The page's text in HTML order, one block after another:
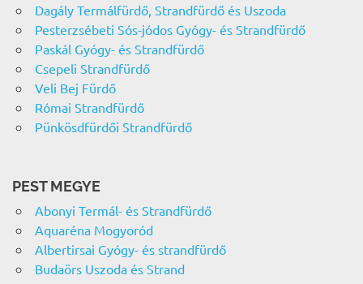
Dagály Termálfürdő, Strandfürdő és Uszoda
Pesterzsébeti Sós-jódos Gyógy- és Strandfürdő
Paskál Gyógy- és Strandfürdő
Csepeli Strandfürdő
Veli Bej Fürdő
Római Strandfürdő
Pünkösdfürdői Strandfürdő
PEST MEGYE
Abonyi Termál- és Strandfürdő
Aquaréna Mogyoród
Albertirsai Gyógy- és strandfürdő
Budaörs Uszoda és Strand